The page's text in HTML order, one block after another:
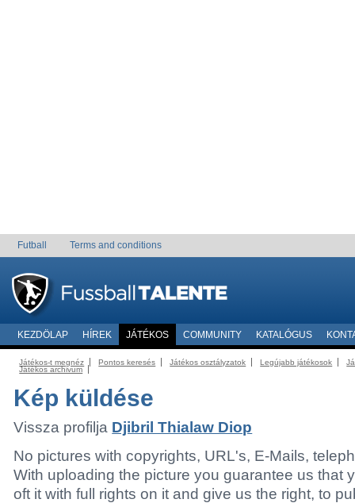
Futball Terms and conditions
KEZDÖLAP HÍREK JÁTÉKOS COMMUNITY KATALÓGUS
Játékos-t megnéz Pontos keresés Játékos osztályzatok Legújabb játékosok
Játékos archivum
Kép küldése
Vissza profilja Djibril Thialaw Diop
No pictures with copyrights, URL's, E-Mails,
With uploading the picture you guarantee us that
oft it with full rights on it and give us the right, to